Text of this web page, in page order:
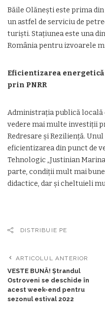
Băile Olănești este prima
un astfel de serviciu de
turiști. Stațiunea este una
România pentru izvoarele
Eficientizarea
prin PNRR
Administraţia publică locală
vedere mai multe investiţii
Redresare şi Rezilienţă.
eficientizarea din punct de
Tehnologic „Justinian
parte, condiţii mult mai
didactice, dar şi cheltuieli
DISTRIBUIE PE
ARTICOLUL ANTERIOR
VESTE BUNĂ! Ştrandul
Ostroveni se deschide în
acest week-end pentru
sezonul estival 2022